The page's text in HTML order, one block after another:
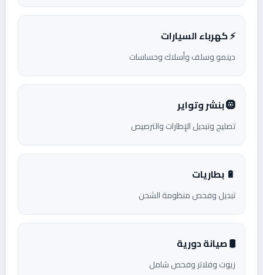
⚡ كهرباء السيارات
دينمو وسلف وأسلاك وحساسات
🛞 بنشر وتواير
تصليح وتبديل الإطارات والترصيص
🔋 بطاريات
تبديل وفحص منظومة الشحن
🛢️ صيانة دورية
زيوت وفلاتر وفحص شامل